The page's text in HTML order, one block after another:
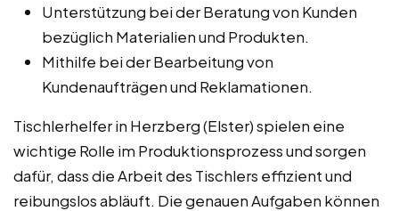
Unterstützung bei der Beratung von Kunden
bezüglich Materialien und Produkten.
Mithilfe bei der Bearbeitung von
Kundenaufträgen und Reklamationen.
Tischlerhelfer in Herzberg (Elster) spielen eine
wichtige Rolle im Produktionsprozess und sorgen
dafür, dass die Arbeit des Tischlers effizient und
reibungslos abläuft. Die genauen Aufgaben können